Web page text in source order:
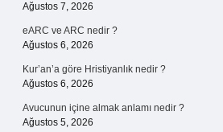
Ağustos 7, 2026
eARC ve ARC nedir ?
Ağustos 6, 2026
Kur’an’a göre Hristiyanlık nedir ?
Ağustos 6, 2026
Avucunun içine almak anlamı nedir ?
Ağustos 5, 2026